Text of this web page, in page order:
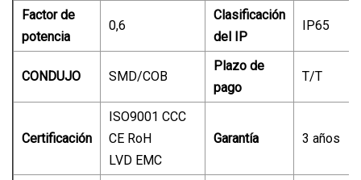
Factor de
potencia
0,6
Clasificación
del IP
IP65
CONDUJO SMD/COB
Plazo de
pago
T/T
Certificación
ISO9001 CCC
CE RoH
LVD EMC
Garantía 3 años